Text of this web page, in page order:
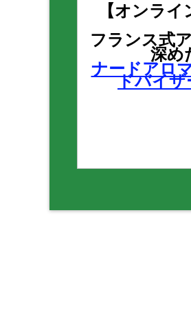
【オンラ
フランス式
深め
ナードアロ
ドバイザ